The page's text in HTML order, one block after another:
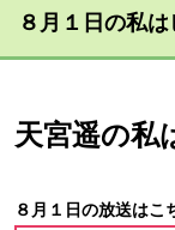
８月１日の私は
天宮遥の私
８月１日の放送はこ